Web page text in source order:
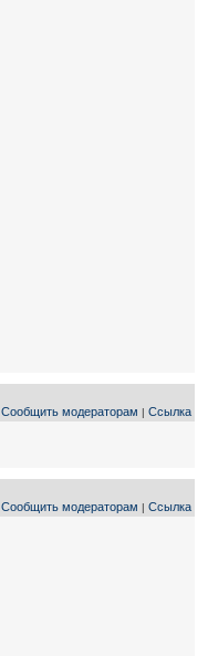
Сообщить модераторам | Ссылка
Сообщить модераторам | Ссылка